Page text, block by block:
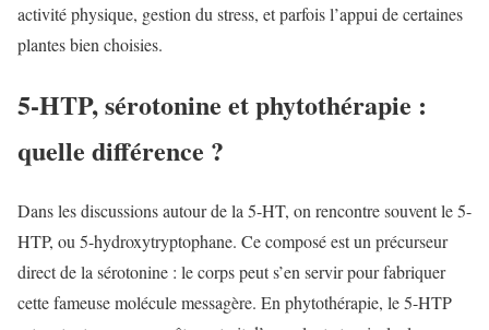
activité physique, gestion du stress, et parfois l’appui de certaines
plantes bien choisies.
5-HTP, sérotonine et phytothérapie :
quelle différence ?
Dans les discussions autour de la 5-HT, on rencontre souvent le 5-
HTP, ou 5-hydroxytryptophane. Ce composé est un précurseur
direct de la sérotonine : le corps peut s’en servir pour fabriquer
cette fameuse molécule messagère. En phytothérapie, le 5-HTP